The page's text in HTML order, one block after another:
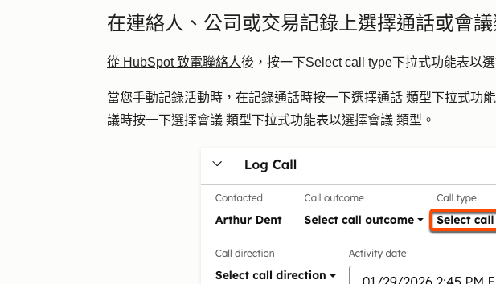
在連絡人、公司或交易記錄上選擇通話或會
從 HubSpot 致電聯絡人後，按一下Select call type下拉式功能表以
當您手動記錄活動時 ，在記錄通話時按一下選擇通話 類型下拉式功
議時按一下選擇會議 類型下拉式功能表以選擇會議 類型 。